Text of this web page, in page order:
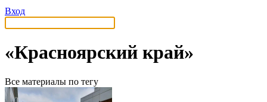
Вход
«Красноярский край»
Все материалы по тегу